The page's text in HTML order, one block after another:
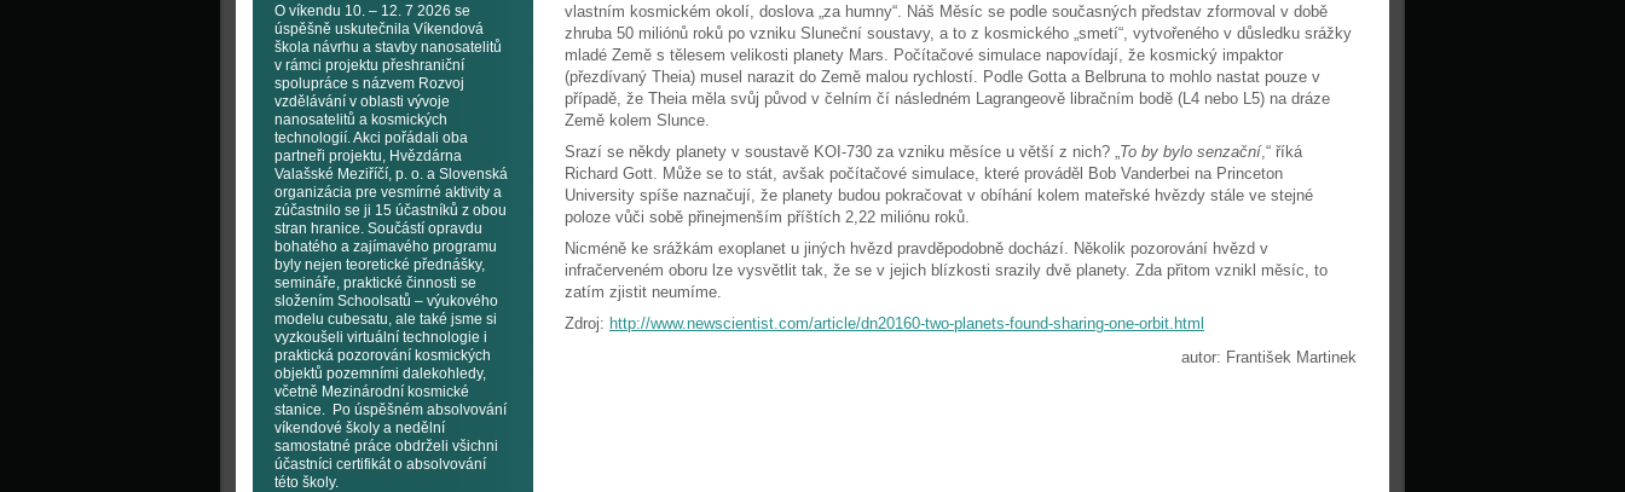
O víkendu 10. – 12. 7 2026 se
úspěšně uskutečnila Víkendová
škola návrhu a stavby nanosatelitů
v rámci projektu přeshraniční
spolupráce s názvem Rozvoj
vzdělávání v oblasti vývoje
nanosatelitů a kosmických
technologií. Akci pořádali oba
partneři projektu, Hvězdárna
Valašské Meziříčí, p. o. a Slovenská
organizácia pre vesmírné aktivity a
zúčastnilo se ji 15 účastníků z obou
stran hranice. Součástí opravdu
bohatého a zajímavého programu
byly nejen teoretické přednášky,
semináře, praktické činnosti se
složením Schoolsatů – výukového
modelu cubesatu, ale také jsme si
vyzkoušeli virtuální technologie i
praktická pozorování kosmických
objektů pozemními dalekohledy,
včetně Mezinárodní kosmické
stanice. Po úspěšném absolvování
víkendové školy a nedělní
samostatné práce obdrželi všichni
účastníci certifikát o absolvování
této školy.
vlastním kosmickém okolí, doslova „za humny“. Náš Měsíc se podle současných představ zformoval v době
zhruba 50 miliónů roků po vzniku Sluneční soustavy, a to z kosmického „smetí“, vytvořeného v důsledku srážky
mladé Země s tělesem velikosti planety Mars. Počítačové simulace napovídají, že kosmický impaktor
(přezdívaný Theia) musel narazit do Země malou rychlostí. Podle Gotta a Belbruna to mohlo nastat pouze v
případě, že Theia měla svůj původ v čelním čí následném Lagrangeově libračním bodě (L4 nebo L5) na dráze
Země kolem Slunce.
Srazí se někdy planety v soustavě KOI-730 za vzniku měsíce u větší z nich? „To by bylo senzační,“ říká
Richard Gott. Může se to stát, avšak počítačové simulace, které prováděl Bob Vanderbei na Princeton
University spíše naznačují, že planety budou pokračovat v obíhání kolem mateřské hvězdy stále ve stejné
poloze vůči sobě přinejmenším příštích 2,22 miliónu roků.
Nicméně ke srážkám exoplanet u jiných hvězd pravděpodobně dochází. Několik pozorování hvězd v
infračerveném oboru lze vysvětlit tak, že se v jejich blízkosti srazily dvě planety. Zda přitom vznikl měsíc, to
zatím zjistit neumíme.
Zdroj: http://www.newscientist.com/article/dn20160-two-planets-found-sharing-one-orbit.html
autor: František Martinek